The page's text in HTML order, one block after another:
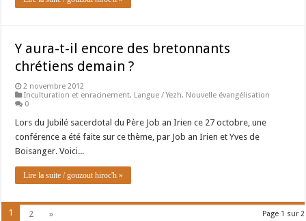
Y aura-t-il encore des bretonnants
chrétiens demain ?
2 novembre 2012
Inculturation et enracinement, Langue / Yezh, Nouvelle évangélisation
0
Lors du Jubilé sacerdotal du Père Job an Irien ce 27 octobre, une
conférence a été faite sur ce thème, par Job an Irien et Yves de
Boisanger. Voici...
Lire la suite / gouzout hiroc'h »
Page 1 sur 2
1 2 »